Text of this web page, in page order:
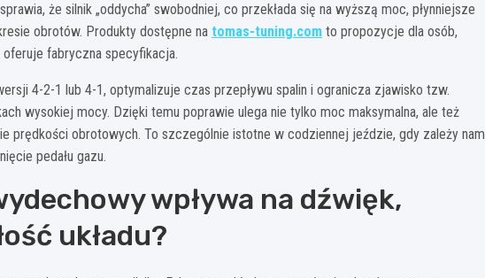
że silnik „oddycha” swobodniej, co przekłada się na wyższą moc, płynniejsze
obrotów. Produkty dostępne na tomas-tuning.com to propozycje dla osób,
fabryczna specyfikacja.
4-2-1 lub 4-1, optymalizuje czas przepływu spalin i ogranicza zjawisko tzw.
wysokiej mocy. Dzięki temu poprawie ulega nie tylko moc maksymalna, ale też
prędkości obrotowych. To szczególnie istotne w codziennej jeździe, gdy zależy nam
pedału gazu.
wpływa na dźwięk,
układu?